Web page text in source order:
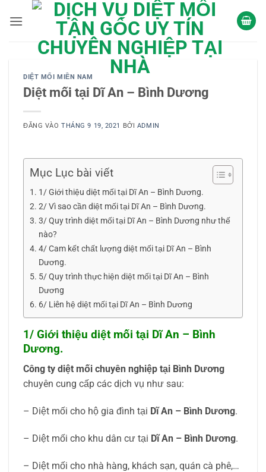
qua
DIỆT MỐI MIỀN NAM
Diệt mối tại Dĩ An – Bình Dương
ĐĂNG VÀOTHÁNG 9 19, 2021 BỞI ADMIN
Mục Lục bài viết
1/ Giới thiệu diệt mối tại Dĩ An – Bình Dương.
2/ Vì sao cần diệt mối tại Dĩ An – Bình Dương.
3/ Quy trình diệt mối tại Dĩ An – Bình Dương như thế
nào?
4/ Cam kết chất lượng diệt mối tại Dĩ An – Bình
Dương.
5/ Quy trình thực hiện diệt mối tại Dĩ An – Bình
Dương
6/ Liên hệ diệt mối tại Dĩ An – Bình Dương
1/ Giới thiệu diệt mối tại Dĩ An – Bình
Dương.
Công ty diệt mối chuyên nghiệp tại Bình Dương
chuyên cung cấp các dịch vụ như sau:
– Diệt mối cho hộ gia đình tại Dĩ An – Bình Dương.
– Diệt mối cho khu dân cư tại Dĩ An – Bình Dương.
– Diệt mối cho nhà hàng, khách sạn, quán cà phê,…